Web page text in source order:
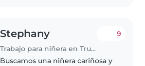
Stephany
Trabajo para niñera en Trujillo
9
Buscamos una niñera cariñosa y